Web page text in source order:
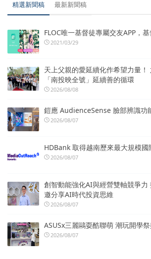
精選新聞稿 最新新聞稿
FLOC唯一基督徒專屬交友APP，
2021/03/29
天上父親的愛延續化作希望力量！
「南投映全號」延續善的循環
2026/08/08
鎧應 AudienceSense 臉部辨識功
2026/08/07
HDBank 取得越南歷來最大規模國
2026/08/07
創智動能強化AI與經營雙軸競爭力
邀分享AI時代投資思維
2026/08/07
ASUSx三麗鷗耍酷聯萌 潮玩開學祭
2026/08/07